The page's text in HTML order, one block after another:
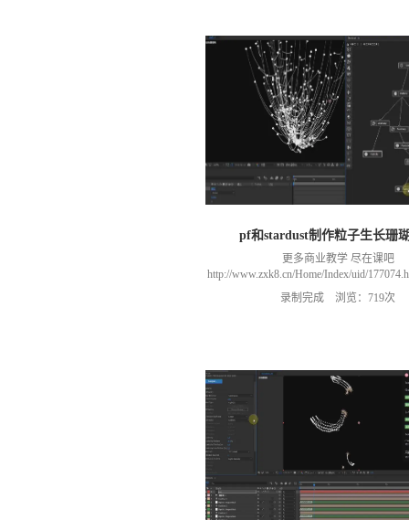
pf和stardust制作粒子生长珊
更多商业教学 尽在课吧
http://www.zxk8.cn/Home/Index/uid/
以加群(课程所用素材和插件，均在
466106974 群里干货满满 可以加我们导
录制完成 浏览：719次